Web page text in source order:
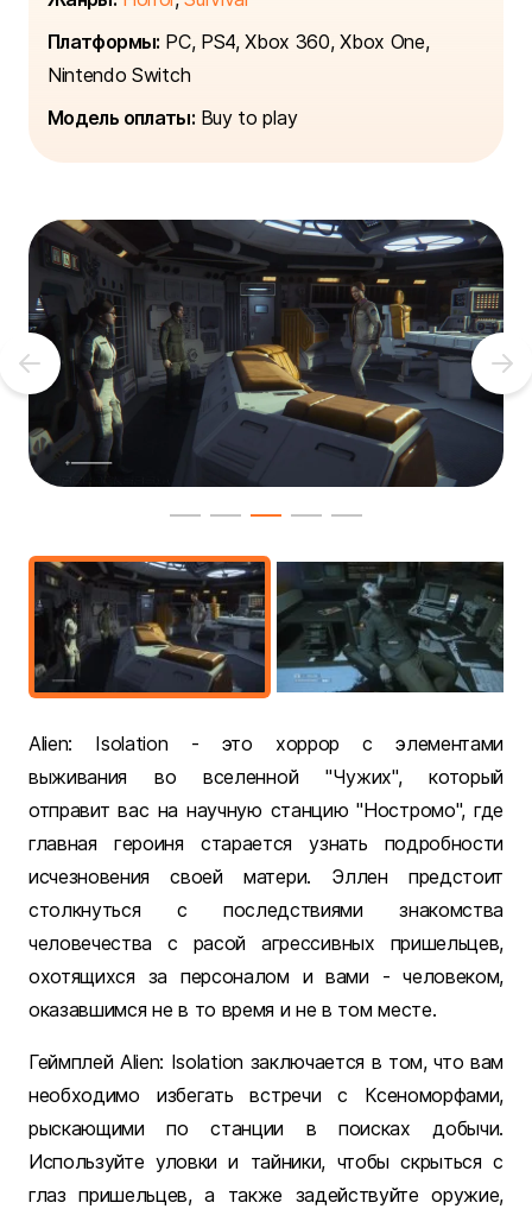
Платформы: PC, PS4, Xbox 360, Xbox One,
Nintendo Switch
Модель оплаты: Buy to play
Alien: Isolation - это хоррор с элементами
выживания во вселенной "Чужих", который
отправит вас на научную станцию "Ностромо", где
главная героиня старается узнать подробности
исчезновения своей матери. Эллен предстоит
столкнуться с последствиями знакомства
человечества с расой агрессивных пришельцев,
охотящихся за персоналом и вами - человеком,
оказавшимся не в то время и не в том месте.
Геймплей Alien: Isolation заключается в том, что вам
необходимо избегать встречи с Ксеноморфами,
рыскающими по станции в поисках добычи.
Используйте уловки и тайники, чтобы скрыться с
глаз пришельцев, а также задействуйте оружие,